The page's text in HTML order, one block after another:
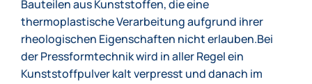
Bauteilen aus Kunststoffen, die eine
thermoplastische Verarbeitung aufgrund ihrer
rheologischen Eigenschaften nicht erlauben.Bei
der Pressformtechnik wird in aller Regel ein
Kunststoffpulver kalt verpresst und danach im